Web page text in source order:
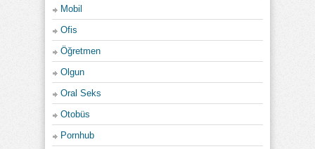
Mobil
Ofis
Öğretmen
Olgun
Oral Seks
Otobüs
Pornhub